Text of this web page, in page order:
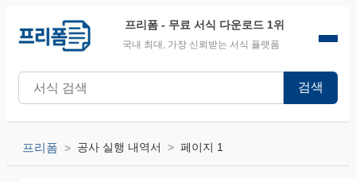
프리폼 - 무료 서식 다운로드 1위
국내 최대, 가장 신뢰받는 서식 플랫폼
검색
프리폼 공사 실행 내역서 페이지 1